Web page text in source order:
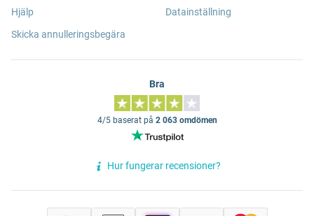
Hjälp
Skicka annulleringsbegära
Datainställning
Bra
4/5 baserat på 2 063 omdömen
Hur fungerar recensioner?